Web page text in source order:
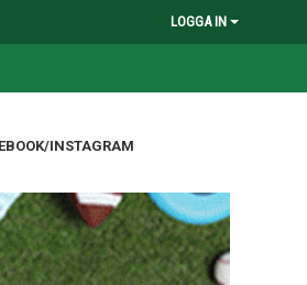
LOGGA IN
INSTAGRAM